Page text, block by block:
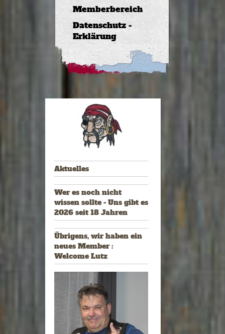
Memberbereich
Datenschutz -
Erklärung
Aktuelles
Wer es noch nicht
wissen sollte - Uns gibt es
2026 seit 18 Jahren
Übrigens, wir haben ein
neues Member :
Welcome Lutz